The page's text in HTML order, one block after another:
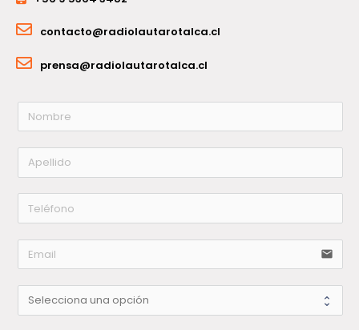
contacto@radiolautarotalca.cl
prensa@radiolautarotalca.cl
email